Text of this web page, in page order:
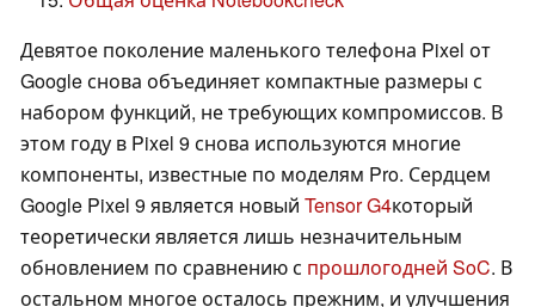
Девятое поколение маленького телефона Pixel от
Google снова объединяет компактные размеры с
набором функций, не требующих компромиссов. В
этом году в Pixel 9 снова используются многие
компоненты, известные по моделям Pro. Сердцем
Google Pixel 9 является новый Tensor G4который
теоретически является лишь незначительным
обновлением по сравнению с прошлогодней SoC. В
остальном многое осталось прежним, и улучшения